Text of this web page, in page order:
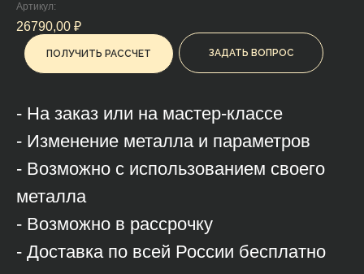
ПОЛУЧИТЬ РАССЧЕТ ЗАДАТЬ ВОПРОС
Артикул:
26790,00 ₽
- На заказ или на мастер-классе
- Изменение металла и параметров
- Возможно с использованием своего
металла
- Возможно в рассрочку
- Доставка по всей России бесплатно